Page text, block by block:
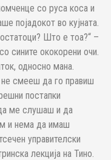
со руса коса и
појадокот во кујната.
Што е тоа?“ –
сините ококорени очи.
односно мана.
смееш да го правиш
постапки
ме слушаш и да
и нема да имаш
управителски
лекција на Тино.